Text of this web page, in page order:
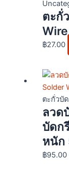
ตะกั่
฿27.00
ตะกั่วบั
ลวด
บัดก
หนัก
฿95.00